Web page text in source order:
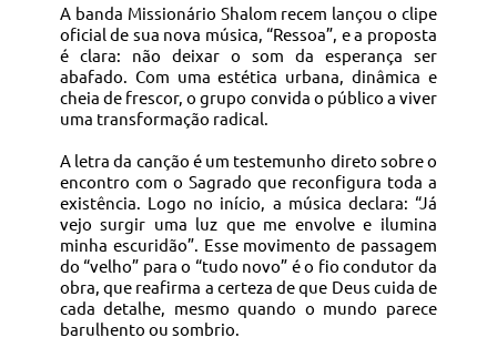
A banda Missionário Shalom recem lançou o clipe
oficial de sua nova música, “Ressoa”, e a proposta
é clara: não deixar o som da esperança ser
abafado. Com uma estética urbana, dinâmica e
cheia de frescor, o grupo convida o público a viver
uma transformação radical.
A letra da canção é um testemunho direto sobre o
encontro com o Sagrado que reconfigura toda a
existência. Logo no início, a música declara: “Já
vejo surgir uma luz que me envolve e ilumina
minha escuridão”. Esse movimento de passagem
do “velho” para o “tudo novo” é o fio condutor da
obra, que reafirma a certeza de que Deus cuida de
cada detalhe, mesmo quando o mundo parece
barulhento ou sombrio.